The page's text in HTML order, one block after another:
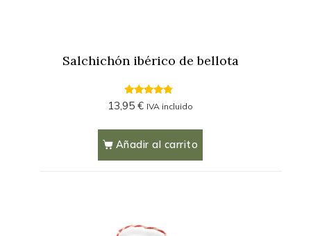
Salchichón ibérico de bellota
4.59
out of 5
13,95 € IVA incluido
Añadir al carrito